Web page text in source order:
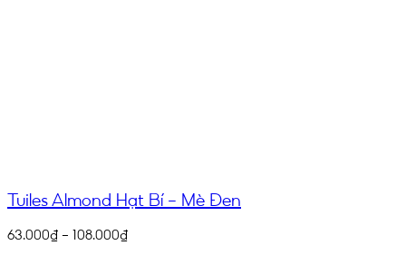
Tuiles Almond Hạt Bí – Mè Đen
63.000₫ – 108.000₫